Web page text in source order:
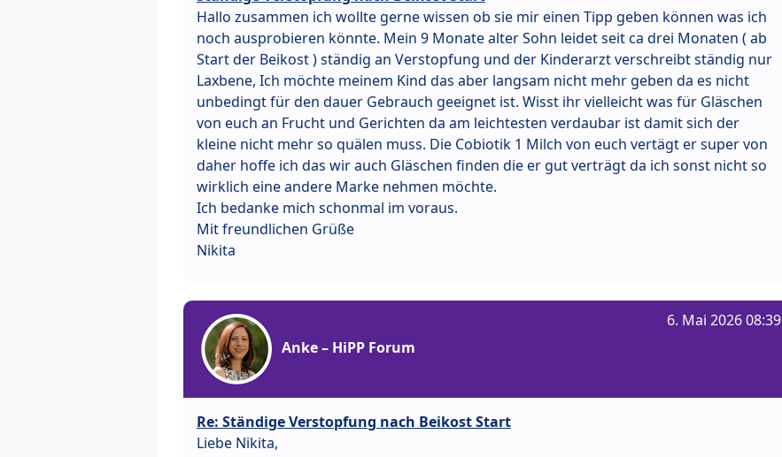
Hallo zusammen ich wollte gerne wissen ob sie mir einen Tipp geben können was ich
noch ausprobieren könnte. Mein 9 Monate alter Sohn leidet seit ca drei Monaten ( ab
Start der Beikost ) ständig an Verstopfung und der Kinderarzt verschreibt ständig nur
Laxbene, Ich möchte meinem Kind das aber langsam nicht mehr geben da es nicht
unbedingt für den dauer Gebrauch geeignet ist. Wisst ihr vielleicht was für Gläschen
von euch an Frucht und Gerichten da am leichtesten verdaubar ist damit sich der
kleine nicht mehr so quälen muss. Die Cobiotik 1 Milch von euch vertägt er super von
daher hoffe ich das wir auch Gläschen finden die er gut verträgt da ich sonst nicht so
wirklich eine andere Marke nehmen möchte.
Ich bedanke mich schonmal im voraus.
Mit freundlichen Grüße
Nikita
Anke – HiPP Forum
6. Mai 2026 08:39
Re: Ständige Verstopfung nach Beikost Start
Liebe Nikita,